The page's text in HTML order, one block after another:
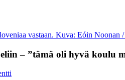
vastaan. Kuva: Eóin Noonan
– ”tämä oli hyvä koulu